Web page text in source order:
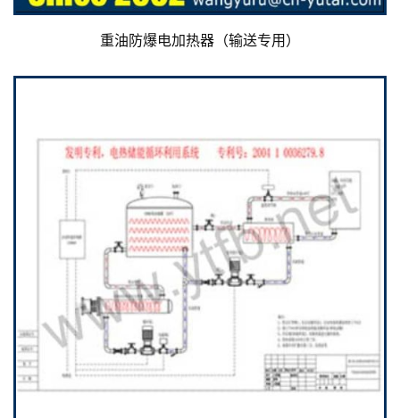
重油防爆电加热器（输送专用）